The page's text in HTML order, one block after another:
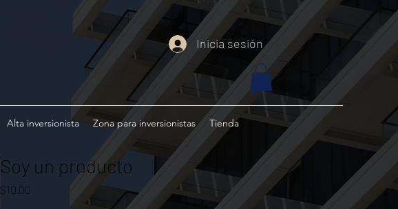
Inicia sesión
Alta inversionista Zona para inversionistas Tienda
Soy un producto
$10.00